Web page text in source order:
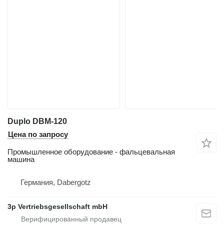
Duplo DBM-120
Цена по запросу
Промышленное оборудование - фальцевальная
машина
Германия, Dabergotz
3p Vertriebsgesellschaft mbH